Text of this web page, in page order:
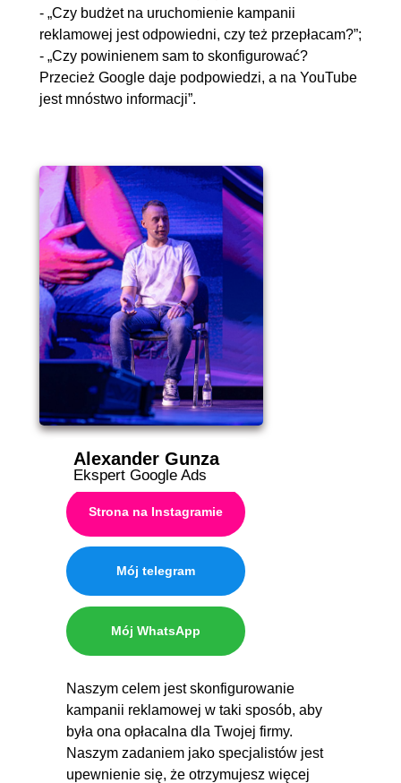
- „Czy budżet na uruchomienie kampanii
reklamowej jest odpowiedni, czy też przepłacam?”;
- „Czy powinienem sam to skonfigurować?
Przecież Google daje podpowiedzi, a na YouTube
jest mnóstwo informacji”.
Naszym celem jest skonfigurowanie
kampanii reklamowej w taki sposób, aby
była ona opłacalna dla Twojej firmy.
Naszym zadaniem jako specjalistów jest
upewnienie się, że otrzymujesz więcej
Strona na Instagramie
Alexander Gunza
Ekspert Google Ads
Mój WhatsApp
Mój telegram